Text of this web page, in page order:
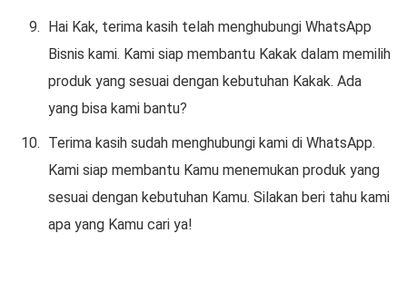
Hai Kak, terima kasih telah menghubungi WhatsApp
Bisnis kami. Kami siap membantu Kakak dalam memilih
produk yang sesuai dengan kebutuhan Kakak. Ada
yang bisa kami bantu?
Terima kasih sudah menghubungi kami di WhatsApp.
Kami siap membantu Kamu menemukan produk yang
sesuai dengan kebutuhan Kamu. Silakan beri tahu kami
apa yang Kamu cari ya!